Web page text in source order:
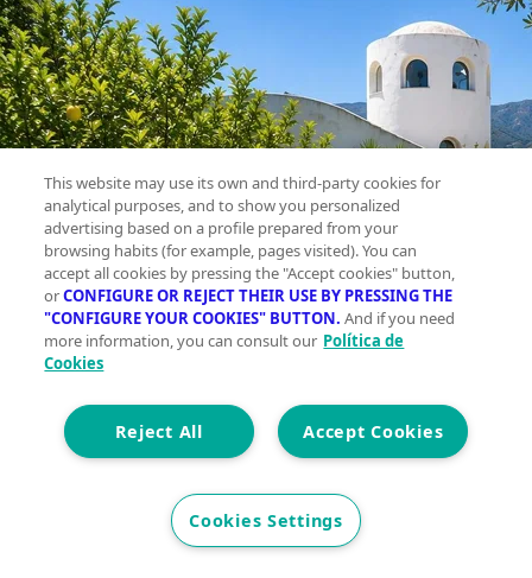
This website may use its own and third-party cookies for
analytical purposes, and to show you personalized
advertising based on a profile prepared from your
browsing habits (for example, pages visited). You can
accept all cookies by pressing the "Accept cookies" button,
orCONFIGURE OR REJECT THEIR USE BY PRESSING THE
"CONFIGURE YOUR COOKIES" BUTTON. And if you need
more information, you can consult our Política de
Cookies
Accept Cookies
Reject All
Cookies Settings